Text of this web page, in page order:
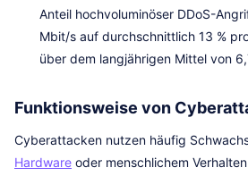
Anteil hochvoluminöser DDoS-
Mbit/s auf durchschnittlich 13 %
über dem langjährigen Mittel von
Funktionsweise von
Cyberattacken nutzen häufig
Hardware oder menschlichem